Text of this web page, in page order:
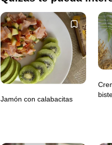
Jamón con calabacitas